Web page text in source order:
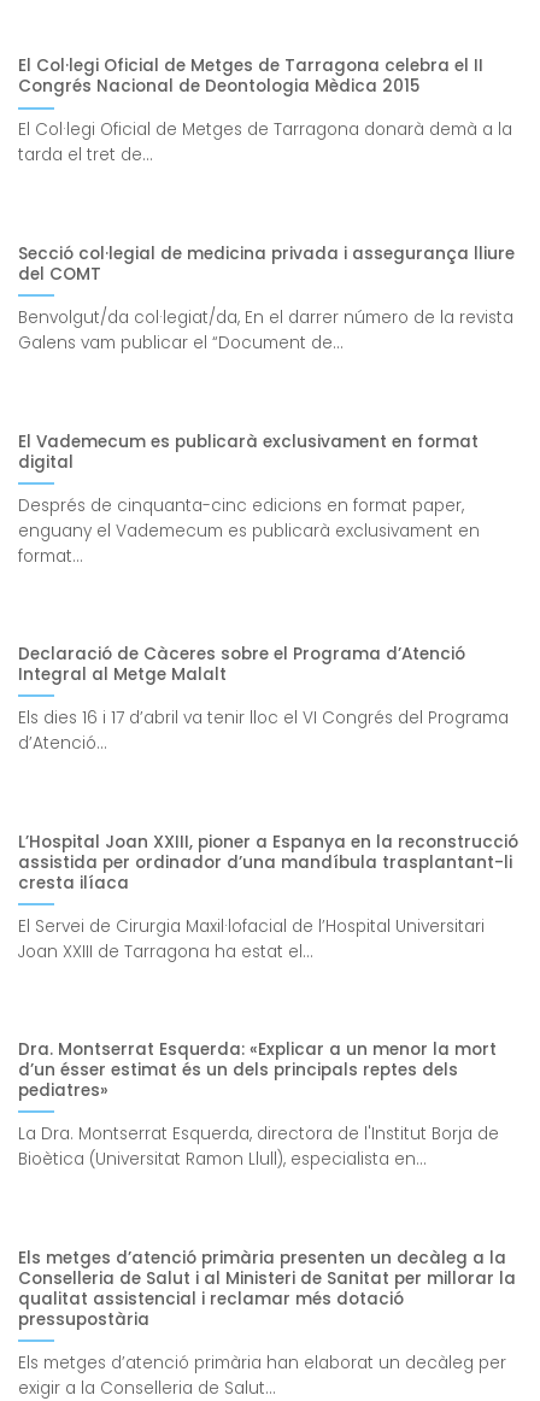
El Col·legi Oficial de Metges de Tarragona celebra el II
Congrés Nacional de Deontologia Mèdica 2015
El Col·legi Oficial de Metges de Tarragona donarà demà a la
tarda el tret de...
Secció col·legial de medicina privada i assegurança lliure
del COMT
Benvolgut/da col·legiat/da, En el darrer número de la revista
Galens vam publicar el “Document de...
El Vademecum es publicarà exclusivament en format
digital
Després de cinquanta-cinc edicions en format paper,
enguany el Vademecum es publicarà exclusivament en
format...
Declaració de Càceres sobre el Programa d’Atenció
Integral al Metge Malalt
Els dies 16 i 17 d’abril va tenir lloc el VI Congrés del Programa
d’Atenció...
L’Hospital Joan XXIII, pioner a Espanya en la reconstrucció
assistida per ordinador d’una mandíbula trasplantant-li
cresta ilíaca
El Servei de Cirurgia Maxil·lofacial de l’Hospital Universitari
Joan XXIII de Tarragona ha estat el...
Dra. Montserrat Esquerda: «Explicar a un menor la mort
d’un ésser estimat és un dels principals reptes dels
pediatres»
La Dra. Montserrat Esquerda, directora de l'Institut Borja de
Bioètica (Universitat Ramon Llull), especialista en...
Els metges d’atenció primària presenten un decàleg a la
Conselleria de Salut i al Ministeri de Sanitat per millorar la
qualitat assistencial i reclamar més dotació
pressupostària
Els metges d’atenció primària han elaborat un decàleg per
exigir a la Conselleria de Salut...